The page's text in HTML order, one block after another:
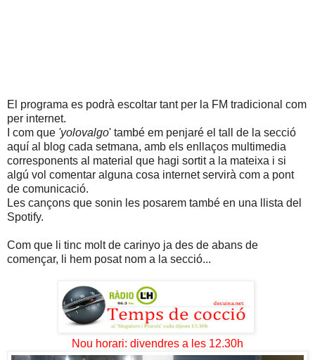
El programa es podrà escoltar tant per la FM tradicional com
per internet.
I com que 'yolovalgo' també em penjaré el tall de la secció
aquí al blog cada setmana, amb els enllaços multimedia
corresponents al material que hagi sortit a la mateixa i si
algú vol comentar alguna cosa internet servirà com a pont
de comunicació.
Les cançons que sonin les posarem també en una llista del
Spotify.
Com que li tinc molt de carinyo ja des de abans de
començar, li hem posat nom a la secció...
Nou horari: divendres a les 12.30h